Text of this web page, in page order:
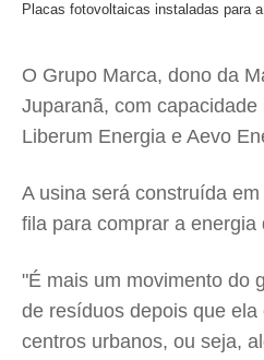
Placas fotovoltaicas instaladas para
O Grupo Marca, dono da
Juparanã, com
Liberum Energia e Aevo
A usina será construída
fila para comprar a
"É mais um movimento do
de resíduos depois que
centros urbanos, ou seja,